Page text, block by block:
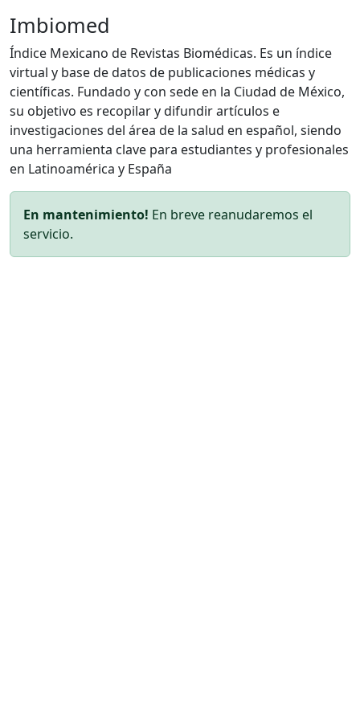
Imbiomed
Índice Mexicano de Revistas Biomédicas. Es un índice
virtual y base de datos de publicaciones médicas y
científicas. Fundado y con sede en la Ciudad de México,
su objetivo es recopilar y difundir artículos e
investigaciones del área de la salud en español, siendo
una herramienta clave para estudiantes y profesionales
en Latinoamérica y España
En mantenimiento! En breve reanudaremos el
servicio.